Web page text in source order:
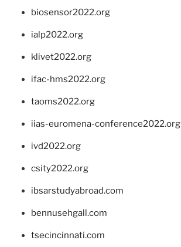
biosensor2022.org
ialp2022.org
klivet2022.org
ifac-hms2022.org
taoms2022.org
iias-euromena-conference2022.org
ivd2022.org
csity2022.org
ibsarstudyabroad.com
bennusehgall.com
tsecincinnati.com